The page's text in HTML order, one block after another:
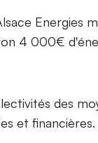
4 000€
des
et financières.